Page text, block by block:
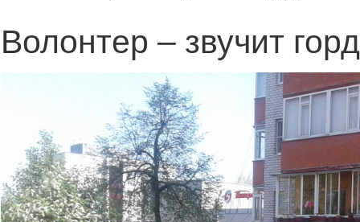
Волонтер – звучит